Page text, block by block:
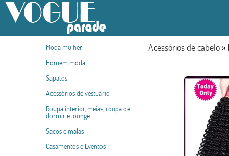
Moda mulher
Homem moda
Sapatos
Acessórios de vestuário
Roupa interior, meias, roupa de
dormir e lounge
Sacos e malas
Casamentos e Eventos
Acessórios de cabelo »